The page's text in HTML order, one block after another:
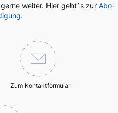
weiter. Hier geht`s zur Abo-
.
Zum Kontaktformular